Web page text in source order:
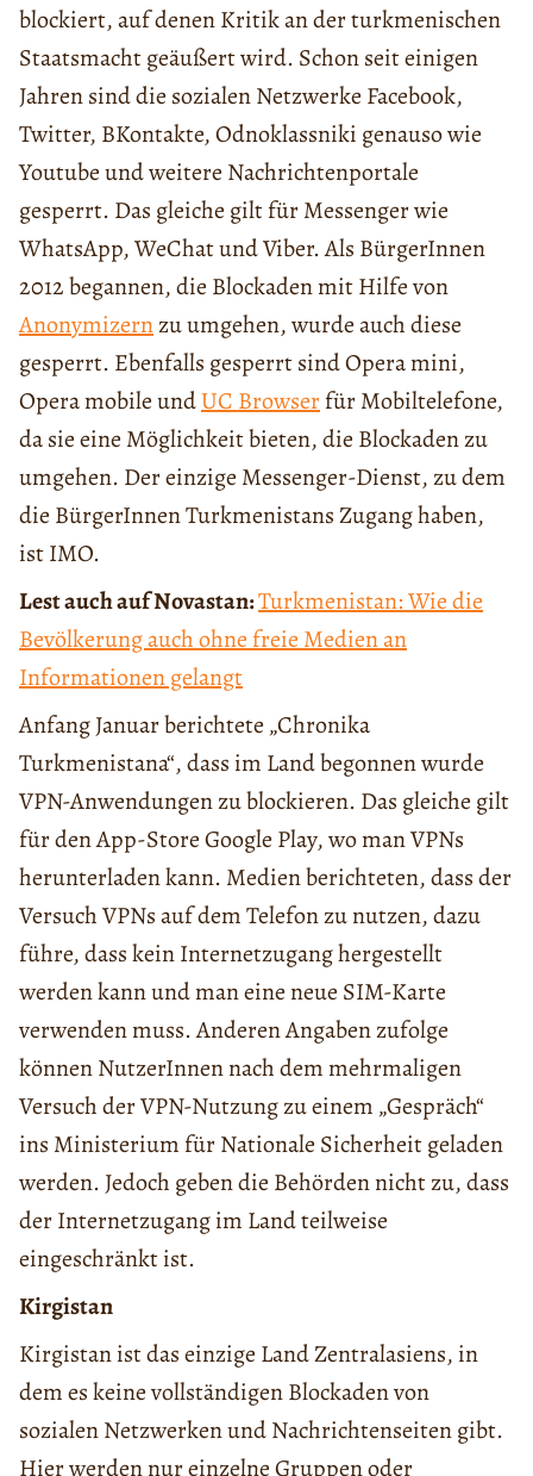
blockiert, auf denen Kritik an der turkmenischen
Staatsmacht geäußert wird. Schon seit einigen
Jahren sind die sozialen Netzwerke Facebook,
Twitter, BKontakte, Odnoklassniki genauso wie
Youtube und weitere Nachrichtenportale
gesperrt. Das gleiche gilt für Messenger wie
WhatsApp, WeChat und Viber. Als BürgerInnen
2012 begannen, die Blockaden mit Hilfe von
Anonymizernzu umgehen, wurde auch diese
gesperrt. Ebenfalls gesperrt sind Opera mini,
Opera mobile undUC Browserfür Mobiltelefone,
da sie eine Möglichkeit bieten, die Blockaden zu
umgehen. Der einzige Messenger-Dienst, zu dem
die BürgerInnen Turkmenistans Zugang haben,
ist IMO.
Lest auch auf Novastan:Turkmenistan: Wie die
Bevölkerung auch ohne freie Medien an
Informationen gelangt
Anfang Januar berichtete „Chronika
Turkmenistana“, dass im Land begonnen wurde
VPN-Anwendungen zu blockieren. Das gleiche gilt
für den App-Store Google Play, wo man VPNs
herunterladen kann. Medien berichteten, dass der
Versuch VPNs auf dem Telefon zu nutzen, dazu
führe, dass kein Internetzugang hergestellt
werden kann und man eine neue SIM-Karte
verwenden muss. Anderen Angaben zufolge
können NutzerInnen nach dem mehrmaligen
Versuch der VPN-Nutzung zu einem „Gespräch“
ins Ministerium für Nationale Sicherheit geladen
werden. Jedoch geben die Behörden nicht zu, dass
der Internetzugang im Land teilweise
eingeschränkt ist.
Kirgistan
Kirgistan ist das einzige Land Zentralasiens, in
dem es keine vollständigen Blockaden von
sozialen Netzwerken und Nachrichtenseiten gibt.
Hier werden nur einzelne Gruppen oder